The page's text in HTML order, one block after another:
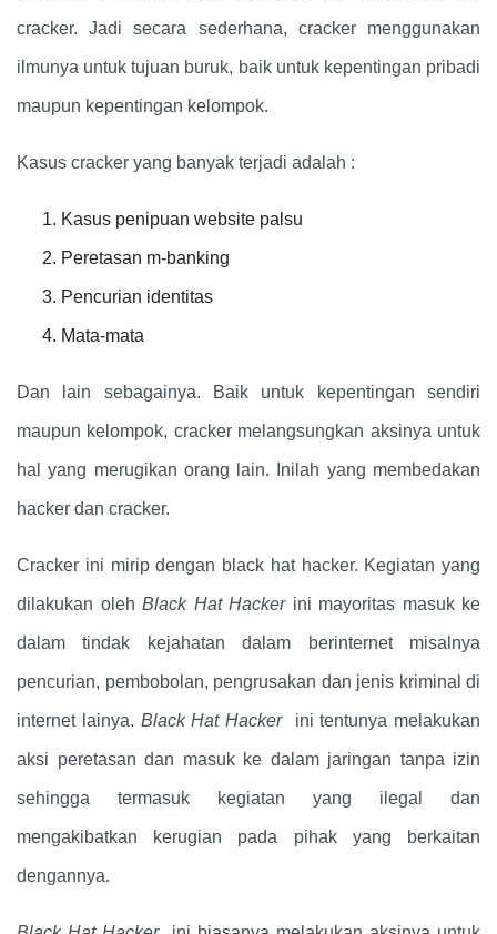
cracker. Jadi secara sederhana, cracker menggunakan
ilmunya untuk tujuan buruk, baik untuk kepentingan pribadi
maupun kepentingan kelompok.
Kasus cracker yang banyak terjadi adalah :
Kasus penipuan website palsu
Peretasan m-banking
Pencurian identitas
Mata-mata
Dan lain sebagainya. Baik untuk kepentingan sendiri
maupun kelompok, cracker melangsungkan aksinya untuk
hal yang merugikan orang lain. Inilah yang membedakan
hacker dan cracker.
Cracker ini mirip dengan black hat hacker. Kegiatan yang
dilakukan oleh Black Hat Hacker ini mayoritas masuk ke
dalam tindak kejahatan dalam berinternet misalnya
pencurian, pembobolan, pengrusakan dan jenis kriminal di
internet lainya. Black Hat Hacker ini tentunya melakukan
aksi peretasan dan masuk ke dalam jaringan tanpa izin
sehingga termasuk kegiatan yang ilegal dan
mengakibatkan kerugian pada pihak yang berkaitan
dengannya.